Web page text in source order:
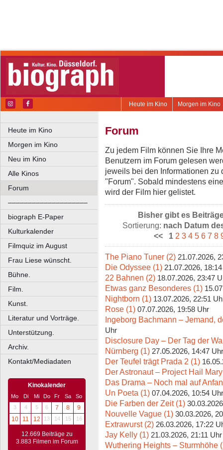
Morgen im Kino
Heute im Kino
Heute im Kino
Morgen im Kino
Neu im Kino
Alle Kinos
Forum
––––––––––––––––––––
biograph E-Paper
Kulturkalender
Filmquiz im August
Frau Liese wünscht.
Bühne.
Film.
Kunst.
Literatur und Vorträge.
Unterstützung.
Archiv.
Kontakt/Mediadaten
Kinokalender
Mo Di Mi Do Fr Sa
So
3
4 5 6 7 8
9
10
11 12 13 14 15 16
12.669 Beiträge zu
3.883 Filmen im Forum
Forum
Zu jedem Film können Sie Ihre
Benutzern im Forum gelesen
jeweils bei den Informationen zu
"Forum". Sobald mindestens
wird der Film hier gelistet.
Bisher gibt es
Sortierung: nach Datum
<<
1 2 3 4 5 6 7 8
The Piano Tuner (2) 21.07.2026,
Die Odyssee (1) 21.07.2026,
22 Bahnen (2) 18.07.2026, 23:47
Etwas ganz Besonderes (1)
Nightborn (1) 13.07.2026, 22:51
Rose (1) 07.07.2026, 19:58 Uhr
Ingeborg Bachmann – Jemand,
Uhr
Disclosure Day – Der Tag der
Nürnberg (1) 27.05.2026, 14:47 Uhr
Der Teufel trägt Prada 2 (1)
Der Astronaut – Project Hail
Das Drama – Noch mal auf
Un Poeta (1) 07.04.2026, 10:54 Uhr
Die Farben der Zeit (1)
Nouvelle Vague (1) 30.03.2026,
Extrawurst (2) 26.03.2026, 17:22
Jay Kelly (1) 21.03.2026, 21:11 Uhr
Wuthering Heights – Sturmhöhe